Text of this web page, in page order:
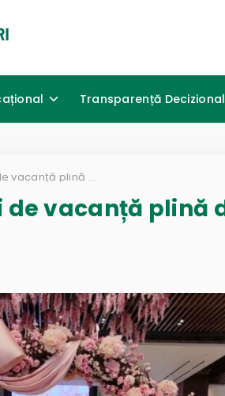
Transparență
03.03.2025 – prima zi de vacanță plină de descoperiri!
de vacanță plină